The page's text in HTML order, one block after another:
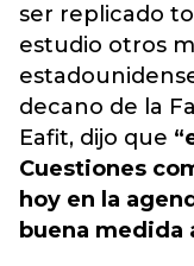
ser replicado
estudio otros
decano de la
Eafit, dijo que
Cuestiones
hoy en la
buena medida